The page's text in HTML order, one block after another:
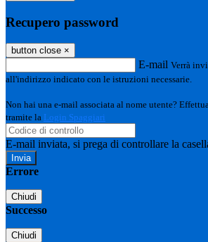
Recupero password
button close ×
E-mail Verrà
all'indirizzo indicato con le istruzioni necessarie.
Non hai una e-mail associata al nome utente?
tramite la Login Spaggiari
E-mail inviata, si prega di controllare la
Errore
Chiudi
Successo
Chiudi